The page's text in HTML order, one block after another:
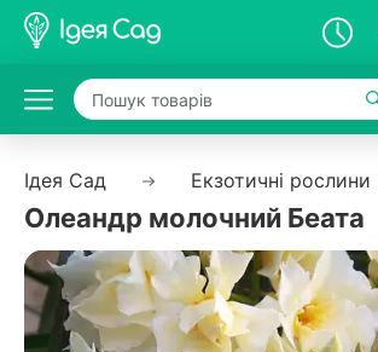
Ідея Сад Екзотичні рослини
Олеандр молочний Беата